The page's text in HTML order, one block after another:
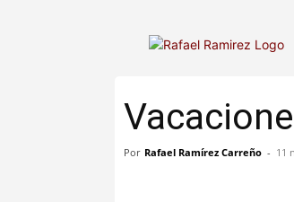
Por Rafael Ramírez Carreño - 11